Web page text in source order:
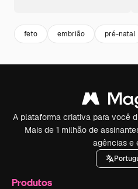
feto embrião pré-natal
A plataforma criativa para você
Mais de 1 milhão de
agências e
Produtos